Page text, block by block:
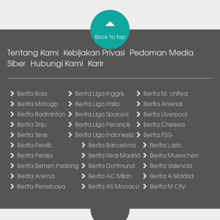
Back to top
Tentang Kami Kebijakan Privasi Pedoman Media
Siber Hubungi Kami Karir
Berita Bola
Berita Motogp
Berita Badminton
Berita Tinju
Berita Tenis
Berita Liga Inggris
Berita Liga Italia
Berita Liga Spanyol
Berita Liga Perancis
Berita Liga Indonesia
Berita M. United
Berita Arsenal
Berita Liverpool
Berita Chelsea
Berita PSG
Berita Persib
Berita Persija
Berita Semen Padang
Berita Arema
Berita Persebaya
Berita Barcelona
Berita Real Madrid
Berita Dortmund
Berita AC Milan
Berita AS Monaco
Berita Lazio
Berita Muenchen
Berita Valencia
Berita A Madrid
Berita M City